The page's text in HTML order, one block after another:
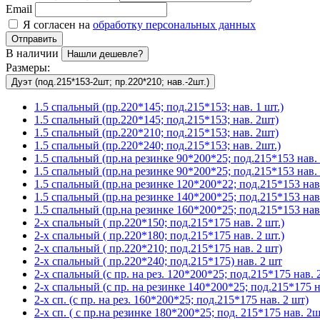
Email
Я согласен на обработку персональных данных
Отправить
В наличии Нашли дешевле?
Размеры:
Дуэт (под.215*153-2шт; пр.220*210; нав.-2шт.)
1.5 спальный (пр.220*145; под.215*153; нав. 1 шт.)
1.5 спальный (пр.220*145; под.215*153; нав. 2шт)
1.5 спальный (пр.220*210; под.215*153; нав. 2шт)
1.5 спальный (пр.220*240; под.215*153; нав. 2шт.)
1.5 спальный (пр.на резинке 90*200*25; под.215*153
1.5 спальный (пр.на резинке 90*200*25; под.215*153
1.5 спальный (пр.на резинке 120*200*22; под.215*153
1.5 спальный (пр.на резинке 140*200*25; под.215*153
1.5 спальный (пр.на резинке 160*200*25; под.215*153
2-х спальный ( пр.220*150; под.215*175 нав. 2 шт.)
2-х спальный ( пр.220*180; под.215*175 нав. 2 шт.)
2-х спальный ( пр.220*210; под.215*175 нав. 2 шт)
2-х спальный ( пр.220*240; под.215*175) нав. 2 шт
2-х спальный (с пр. на рез. 120*200*25; под.215*175 нав.
2-х спальный (с пр. на резинке 140*200*25; под.215*175
2-х сп. (с пр. на рез. 160*200*25; под.215*175 нав. 2 шт)
2-х сп. ( с пр.на резинке 180*200*25; под. 215*175 нав.